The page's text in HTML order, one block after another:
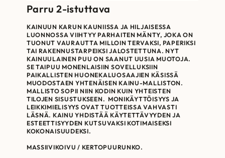
Parru 2-istuttava
KAINUUN KARUN KAUNIISSA JA HILJAISESSA
LUONNOSSA VIIHTYY PARHAITEN MÄNTY, JOKA ON
TUONUT VAURAUTTA MILLOIN TERVAKSI, PAPERIKSI
TAI RAKENNUSTARPEIKSI JALOSTETTUNA. NYT
KAINUULAINEN PUU ON SAANUT UUSIA MUOTOJA.
SE TAIPUU MONENLAISIIN SOVELLUKSIIN
PAIKALLISTEN HUONEKALUOSAAJIEN KÄSISSÄ
MUODOSTAEN YHTENÄISEN KAINU-MALLISTON.
MALLISTO SOPII NIIN KODIN KUIN YHTEISTEN
TILOJEN SISUSTUKSEEN. MONIKÄYTTÖISYYS JA
LEIKKIMIELISYYS OVAT TUOTTEISSA VAHVASTI
LÄSNÄ. KAINU YHDISTÄÄ KÄYTETTÄVYYDEN JA
ESTEETTISYYDEN KUTSUVAKSI KOTIMAISEKSI
KOKONAISUUDEKSI.
MASSIIVIKOIVU / KERTOPUURUNKO.